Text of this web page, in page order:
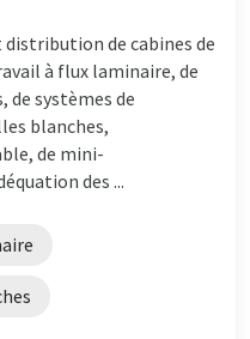
de cabines de
à flux laminaire, de
systèmes de
blanches,
de mini-
des ...